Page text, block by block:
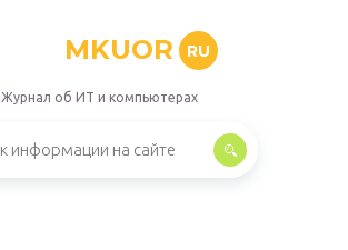
MKUOR RU
Журнал об ИТ и компьютерах